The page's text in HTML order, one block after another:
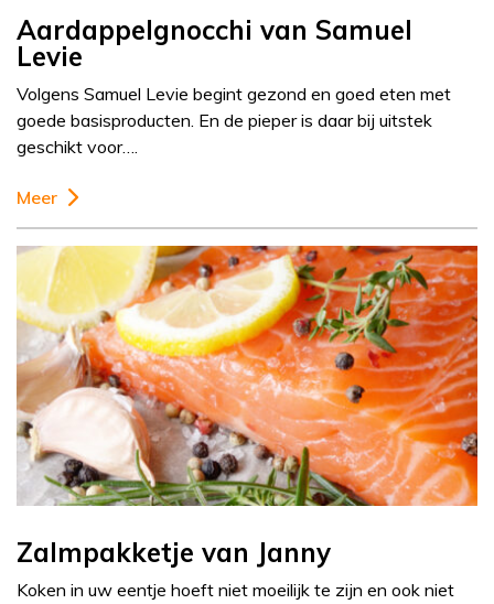
Aardappelgnocchi van Samuel
Levie
Volgens Samuel Levie begint gezond en goed eten met
goede basisproducten. En de pieper is daar bij uitstek
geschikt voor….
Meer
Zalmpakketje van Janny
Koken in uw eentje hoeft niet moeilijk te zijn en ook niet